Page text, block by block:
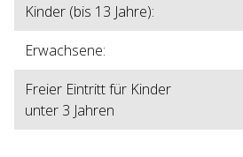
Kinder (bis 13 Jahre):
Erwachsene:
Freier Eintritt für Kinder
unter 3 Jahren